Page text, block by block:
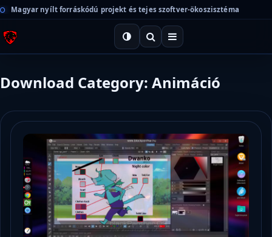
Magyar nyílt forráskódú projekt és tejes szoftver-ökoszisztéma
Download Category: Animáció